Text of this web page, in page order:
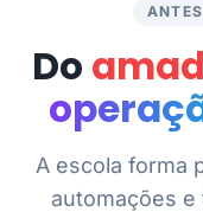
Do
A escola forma
automações e